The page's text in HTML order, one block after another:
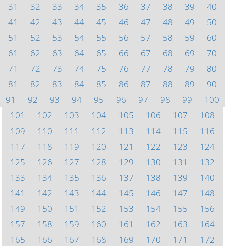
31
32 33 34 35 36 37 38 39
40
41
42 43 44 45 46 47 48 49
50
51
52 53 54 55 56 57 58 59
60
61
62 63 64 65 66 67 68 69
70
71
72 73 74 75 76 77 78 79
80
81
82 83 84 85 86 87 88 89
90
91
92 93 94 95 96 97 98 99
100
101
102 103 104 105 106 107
108
109
110 111 112 113 114 115
116
117
118 119 120 121 122 123
124
125
126 127 128 129 130 131
132
133
134 135 136 137 138 139
140
141
142 143 144 145 146 147
148
149
150 151 152 153 154 155
156
157
158 159 160 161 162 163
164
165
166 167 168 169 170 171
172